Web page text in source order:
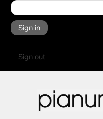
Sign in
Sign out